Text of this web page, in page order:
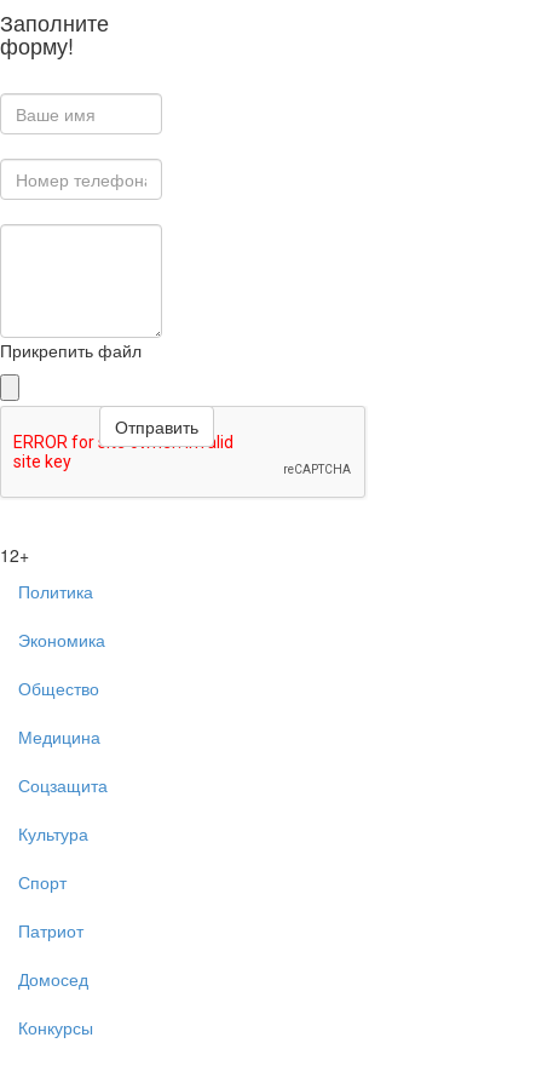
Заполните
форму!
Прикрепить файл
12+
Политика
Экономика
Общество
Медицина
Соцзащита
Культура
Спорт
Патриот
Домосед
Конкурсы